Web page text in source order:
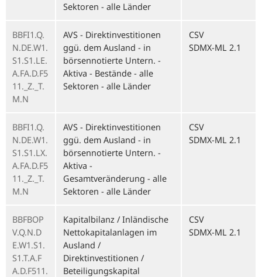
Sektoren - alle Länder
BBFI1.Q.
N.DE.W1.
S1.S1.LE.
A.FA.D.F5
11._Z._T.
M.N
AVS - Direktinvestitionen
ggü. dem Ausland - in
börsennotierte Untern. -
Aktiva - Bestände - alle
Sektoren - alle Länder
CSV
SDMX-ML 2.1
BBFI1.Q.
N.DE.W1.
S1.S1.LX.
A.FA.D.F5
11._Z._T.
M.N
AVS - Direktinvestitionen
ggü. dem Ausland - in
börsennotierte Untern. -
Aktiva -
Gesamtveränderung - alle
Sektoren - alle Länder
CSV
SDMX-ML 2.1
BBFBOP
V.Q.N.D
E.W1.S1.
S1.T.A.F
A.D.F511.
Kapitalbilanz / Inländische
Nettokapitalanlagen im
Ausland /
Direktinvestitionen /
Beteiligungskapital
CSV
SDMX-ML 2.1